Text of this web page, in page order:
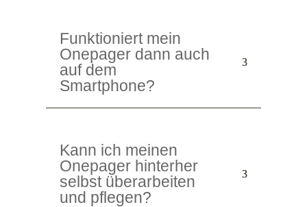
Funktioniert mein
Onepager dann auch
auf dem
Smartphone?
Kann ich meinen
Onepager hinterher
selbst überarbeiten
und pflegen?